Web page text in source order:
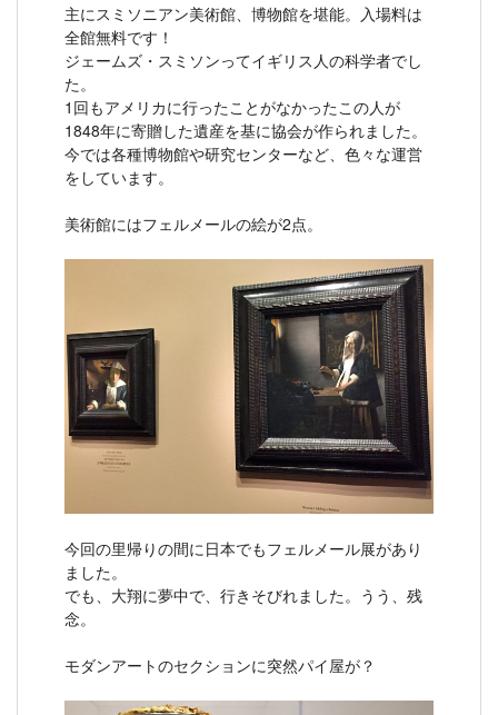
主にスミソニアン美術館、博物館を堪能。入場料は
全館無料です！
ジェームズ・スミソンってイギリス人の科学者でし
た。
1回もアメリカに行ったことがなかったこの人が
1848年に寄贈した遺産を基に協会が作られました。
今では各種博物館や研究センターなど、色々な運営
をしています。
美術館にはフェルメールの絵が2点。
今回の里帰りの間に日本でもフェルメール展があり
ました。
でも、大翔に夢中で、行きそびれました。うう、残
念。
モダンアートのセクションに突然パイ屋が？